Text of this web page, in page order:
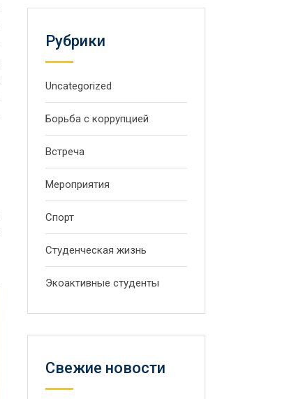
Рубрики
Uncategorized
Борьба с коррупцией
Встреча
Мероприятия
Спорт
Студенческая жизнь
Экоактивные студенты
Свежие новости